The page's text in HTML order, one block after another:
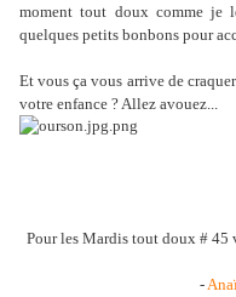
moment tout doux comme je
quelques petits bonbons pour
Et vous ça vous arrive de
votre enfance ? Allez avouez...
Pour les Mardis tout doux # 45
-